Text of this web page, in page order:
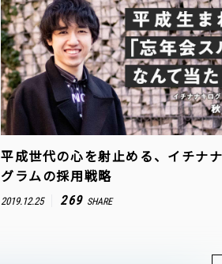
平成世代の心を射止める、イチナ
グラムの採用戦略
2019.12.25 269 SHARE